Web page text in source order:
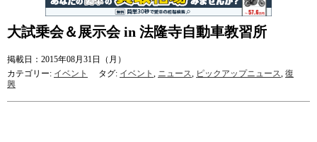
大試乗会＆展示会 in 法隆寺自動車教習所
掲載日：2015年08月31日（月）
カテゴリー: イベント タグ: イベント , ニュース, ピックアップニュース, 復
興